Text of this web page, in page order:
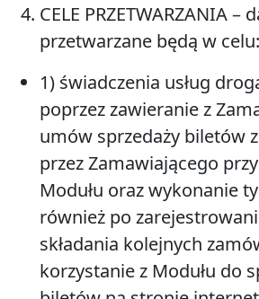
CELE PRZETWARZANIA –
przetwarzane będą w celu:
1) świadczenia usług
poprzez zawieranie z
umów sprzedaży biletów
przez Zamawiającego
Modułu oraz wykonanie
również po
składania kolejnych
korzystanie z Modułu do